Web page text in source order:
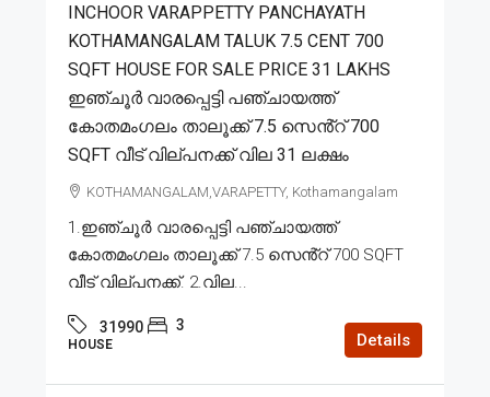
INCHOOR VARAPPETTY PANCHAYATH
KOTHAMANGALAM TALUK 7.5 CENT 700
SQFT HOUSE FOR SALE PRICE 31 LAKHS
ഇഞ്ചൂർ വാരപ്പെട്ടി പഞ്ചായത്ത്
കോതമംഗലം താലൂക്ക് 7.5 സെൻ്റ് 700
SQFT വീട് വില്പനക്ക് വില 31 ലക്ഷം
KOTHAMANGALAM,VARAPETTY, Kothamangalam
1.ഇഞ്ചൂർ വാരപ്പെട്ടി പഞ്ചായത്ത്
കോതമംഗലം താലൂക്ക് 7.5 സെൻ്റ് 700 SQFT
വീട് വില്പനക്ക്. 2.വില...
31990 3
HOUSE Details